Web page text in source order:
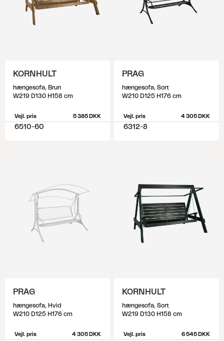
KORNHULT
hængesofa, Brun
W219 D130 H158 cm
Vejl. pris 5 385 DKK
6510-60
PRAG
hængesofa, Sort
W210 D125 H176 cm
Vejl. pris 4 305 DKK
6312-8
PRAG
hængesofa, Hvid
W210 D125 H176 cm
Vejl. pris 4 305 DKK
KORNHULT
hængesofa, Sort
W219 D130 H158 cm
Vejl. pris 6 545 DKK